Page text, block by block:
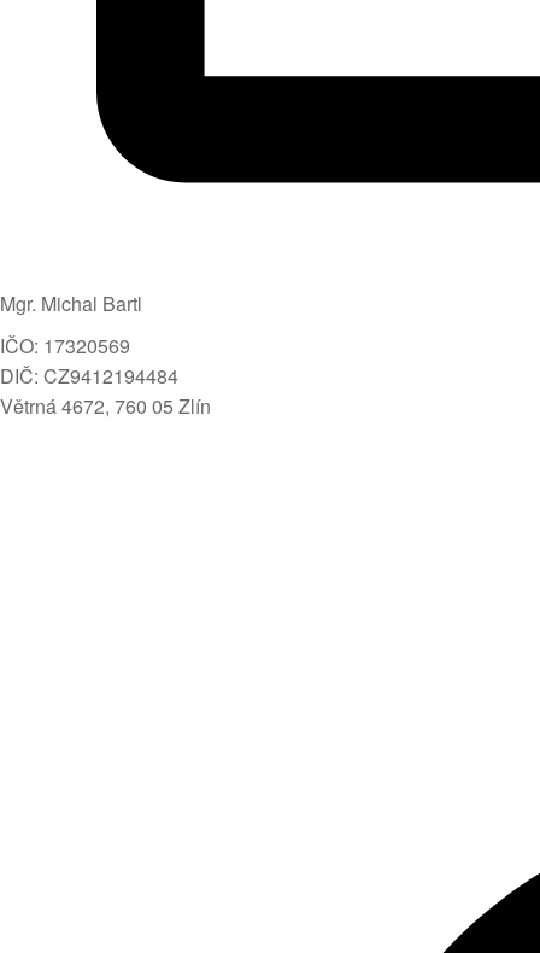
Mgr. Michal Bartl
IČO: 17320569
DIČ: CZ9412194484
Větrná 4672, 760 05 Zlín